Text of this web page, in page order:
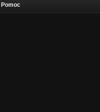
Pomoc